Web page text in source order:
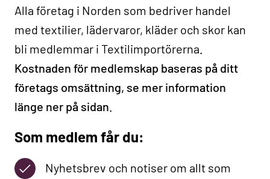
Alla företag i Norden som bedriver handel
med textilier, lädervaror, kläder och skor kan
bli medlemmar i Textilimportörerna.
Kostnaden för medlemskap baseras på ditt
företags omsättning, se mer information
länge ner på sidan.
Som medlem får du:
Nyhetsbrev och notiser om allt som